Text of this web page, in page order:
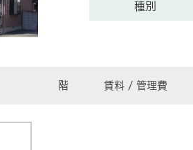
種別
階 賃料 / 管理費